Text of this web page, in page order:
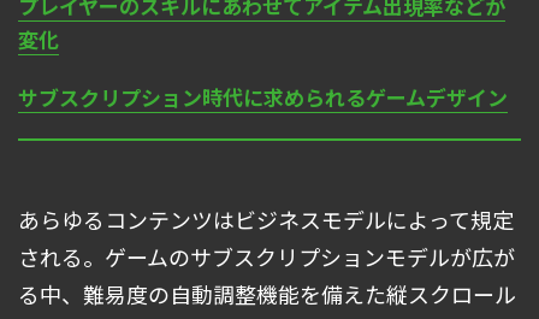
変化
サブスクリプション時代に求められるゲームデザイン
あらゆるコンテンツはビジネスモデルによって規定
される。ゲームのサブスクリプションモデルが広が
る中、難易度の自動調整機能を備えた縦スクロール